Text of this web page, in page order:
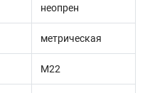
неопрен
метрическая
M22